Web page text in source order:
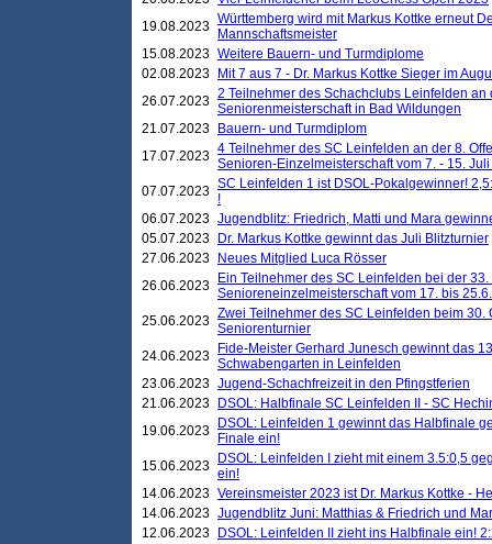
19.08.2023 Württemberg wird mit Markus Kottke erneut
Mannschaftsmeister
15.08.2023 Weitere Bauern- und Turmdiplome
02.08.2023
Mit 7 aus 7 - Dr. Markus Kottke Sieger im
26.07.2023 2 Teilnehmer des Schachclubs Leinfelden an
Seniorenmeisterschaft in Bad Wildungen
21.07.2023
Bauern- und Turmdiplom
17.07.2023 4 Teilnehmer des SC Leinfelden an der 8.
Senioren-Einzelmeisterschaft vom 7. - 15.
07.07.2023 SC Leinfelden 1 ist DSOL-Pokalgewinner!
!
06.07.2023 Jugendblitz: Friedrich, Matti und Mara
05.07.2023
Dr. Markus Kottke gewinnt das Juli Blitzturnier
27.06.2023
Neues Mitglied Luca Rösser
26.06.2023
Ein Teilnehmer des SC Leinfelden bei der
Senioreneinzelmeisterschaft vom 17. bis
25.06.2023 Zwei Teilnehmer des SC Leinfelden beim
Seniorenturnier
24.06.2023
Fide-Meister Gerhard Junesch gewinnt das
Schwabengarten in Leinfelden
23.06.2023 Jugend-Schachfreizeit in den Pfingstferien
21.06.2023
DSOL: Halbfinale SC Leinfelden II - SC
19.06.2023
DSOL: Leinfelden 1 gewinnt das Halbfinale
Finale ein!
15.06.2023
DSOL: Leinfelden I zieht mit einem 3.5:0,5
ein!
14.06.2023 Vereinsmeister 2023 ist Dr. Markus Kottke -
14.06.2023 Jugendblitz Juni: Matthias & Friedrich und
12.06.2023
DSOL: Leinfelden II zieht ins Halbfinale ein!